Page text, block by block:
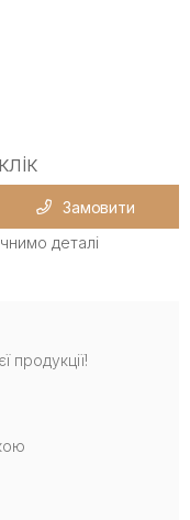
Замовити
деталі
продукції!